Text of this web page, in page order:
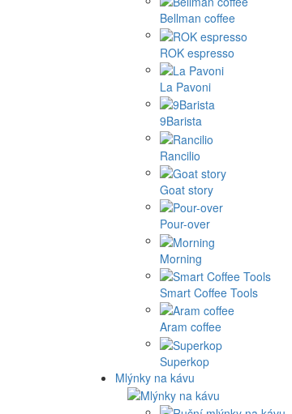
Bellman coffee
ROK espresso
La Pavoni
9Barista
Rancilio
Goat story
Pour-over
Morning
Smart Coffee Tools
Aram coffee
Superkop
Mlýnky na kávu